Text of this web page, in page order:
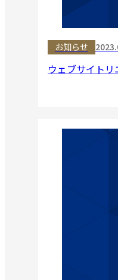
お知らせ
ウェブサイト